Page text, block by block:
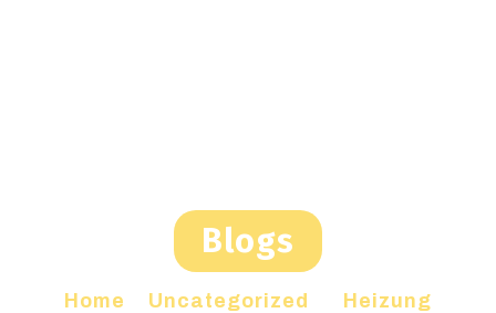
Blogs
Home Uncategorized
Heizung